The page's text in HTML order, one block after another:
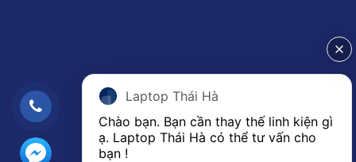
Laptop Thái Hà
Chào bạn. Bạn cần thay thế linh kiện gì
ạ. Laptop Thái Hà có thể tư vấn cho
bạn !